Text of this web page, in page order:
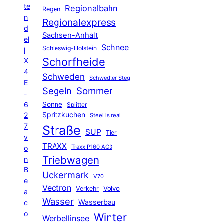
te
n
d
el
l
X
4
E
-
6
2
7
v
o
n
B
e
a
c
o
Regen Regionalbahn
Regionalexpress
Sachsen-Anhalt
Schleswig-Holstein Schnee
Schorfheide
Schweden Schwedter Steg
Segeln Sommer
Sonne Splitter
Spritzkuchen Steel is real
Straße SUP Tier
TRAXX Traxx P160 AC3
Triebwagen
Uckermark V70
Vectron Verkehr Volvo
Wasser Wasserbau
Werbellinsee Winter